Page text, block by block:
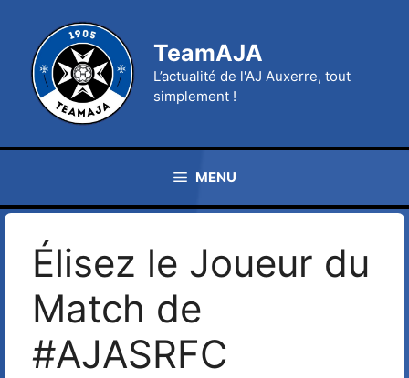
contenu
TeamAJA
L’actualité de l'AJ Auxerre, tout
simplement !
MENU
Élisez le Joueur du
Match de
#AJASRFC